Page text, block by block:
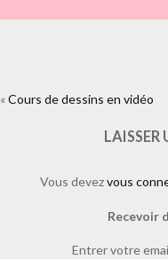
https://
«Cours de dessins en vidéo
LAISSER
Vous devezvous
Recevoir
Entrer votre